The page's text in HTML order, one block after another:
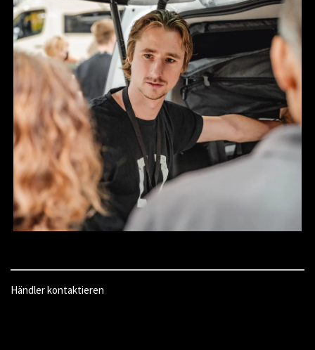
Händler kontaktieren